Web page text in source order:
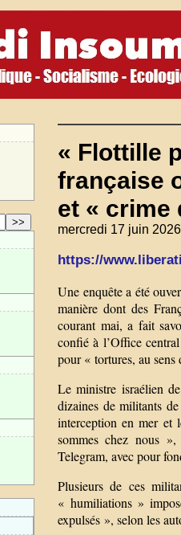
« Flottille
française
et « crime
mercredi 17 juin
https://
Une enquête a été
manière dont des
courant mai, a fait
confié à l’Office
pour « tortures, au
Le ministre israélien
dizaines de militants
interception en mer et
sommes chez nous
Telegram, avec pour
Plusieurs de ces
« humiliations »
expulsés », selon les